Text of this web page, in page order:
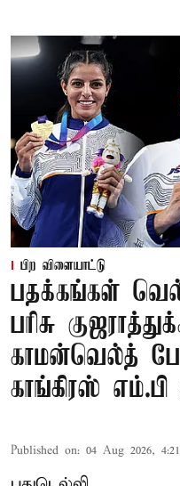
பிற விளையாட்டு
பதக்கங்கள்
பரிசு
காமன்வெல்த்
காங்கிரஸ்
Published on: 04 Aug 2026,